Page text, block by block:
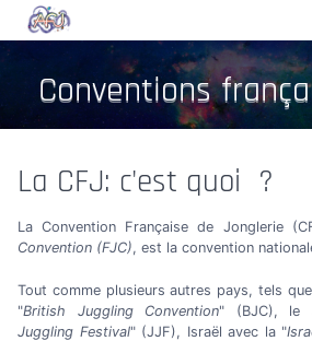
Conventions
La CFJ: c'est quoi ?
La Convention Française de Jonglerie
Convention (FJC), est la convention
Tout comme plusieurs autres pays, tels
"British Juggling Convention" (BJC), le
Juggling Festival" (JJF), Israël avec la "